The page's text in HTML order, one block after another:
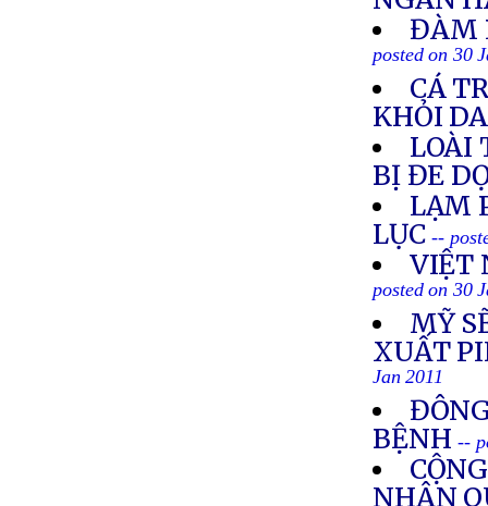
ĐÀM
posted on 30
CÁ
KHỎI
LOÀI
BỊ ĐE
LẠM
LỤC--
VIỆT
posted on 30
MỸ
XUẤT
Jan 2011
BỆNH --
NHÂN